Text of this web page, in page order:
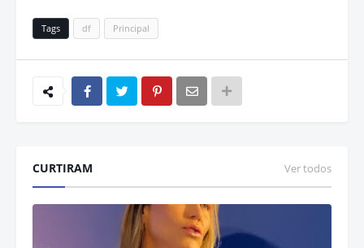
Tags df Principal
CURTIRAM Ver todos